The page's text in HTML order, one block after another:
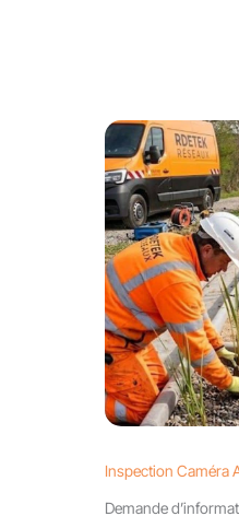
Inspection Caméra
Demande